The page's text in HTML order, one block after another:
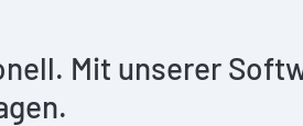
Mit unserer